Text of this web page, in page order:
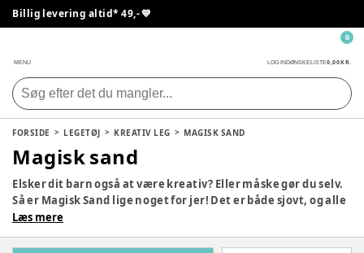
Billig levering altid* 49,- 💙
MENU LOG INDØNSKELISTE0,00 KR.
0
FORSIDE LEGETØJ KREATIV LEG MAGISK SAND
Magisk sand
Elsker dit barn også at være kreativ? Eller måske gør du selv.
Så er Magisk Sand lige noget for jer! Det er både sjovt, og alle
kan være med – store som små. Vi har samlet et lille udvalg af
Læs mere